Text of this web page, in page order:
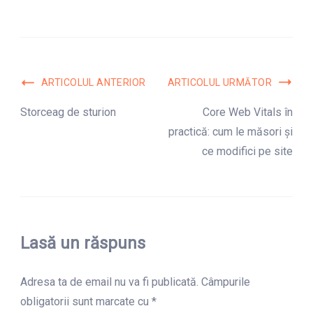
Navigare
în
ARTICOLUL ANTERIOR
Storceag de sturion
ARTICOLUL URMĂTOR
Core Web Vitals în
practică: cum le măsori și
ce modifici pe site
Lasă un răspuns
Adresa ta de email nu va fi publicată. Câmpurile
obligatorii sunt marcate cu *